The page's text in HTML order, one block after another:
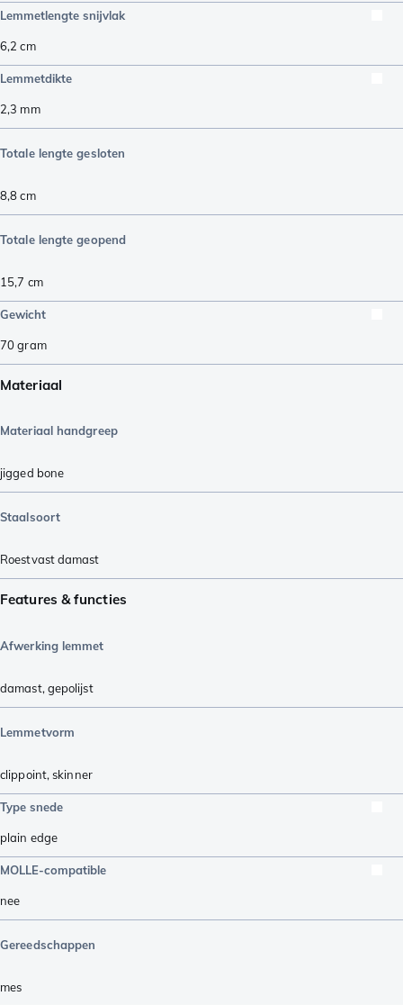
Lemmetlengte snijvlak
6,2 cm
Lemmetdikte
2,3 mm
Totale lengte gesloten
8,8cm
Totale lengte geopend
15,7 cm
Gewicht
70gram
Materiaal
Materiaal handgreep
jigged bone
Staalsoort
Roestvast damast
Features & functies
Afwerking lemmet
damast, gepolijst
Lemmetvorm
clippoint,skinner
Type snede
plain edge
MOLLE-compatible
nee
Gereedschappen
mes